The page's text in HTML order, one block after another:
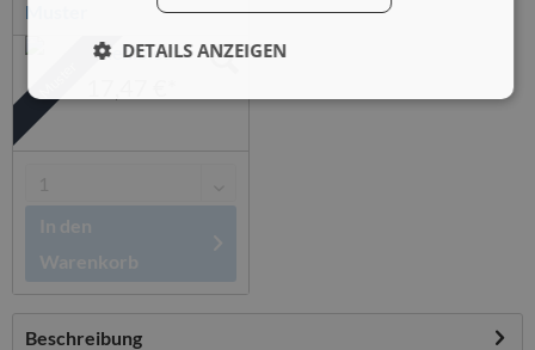
Muster
Beschreibung
DETAILS ANZEIGEN